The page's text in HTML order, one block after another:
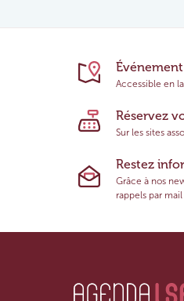
Accessible en
Réservez
Sur les sites
Restez
Grâce à nos
rappels par mail